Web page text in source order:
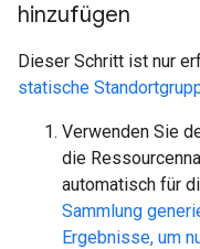
hinzufügen
Dieser Schritt ist nur
statische
Verwenden Sie
die
automatisch für
Sammlung
Ergebnisse, um